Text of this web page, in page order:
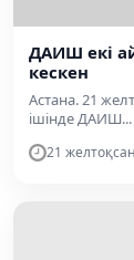
ДАИШ екі
кескен
Астана. 21
ішінде ДАИШ...
21